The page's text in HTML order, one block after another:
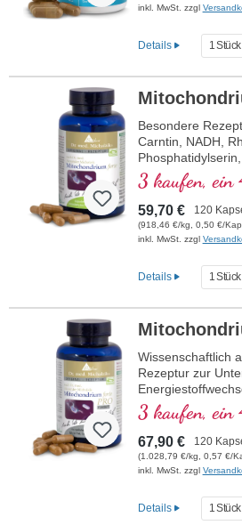
inkl. MwSt. zzgl
Details
Besondere
Carntin, NADH,
und Kupfer,
Stoffwechsel zur
beiträgt (in Form
Zellatmungskette).
3 kaufen, ein
59,70 € 120
(918,46 €/kg, 0,50 €/
inkl. MwSt. zzgl
Details
Wissenschaftlich
Rezeptur zur
die Zellatmung in
Enthält
und Thiamin zur
Folsäure
Alpha-Liponsäure
Sodium-R-Lipoat-
3 kaufen, ein
67,90 € 120
(1.028,79 €/kg, 0,57 €/
inkl. MwSt. zzgl
Details